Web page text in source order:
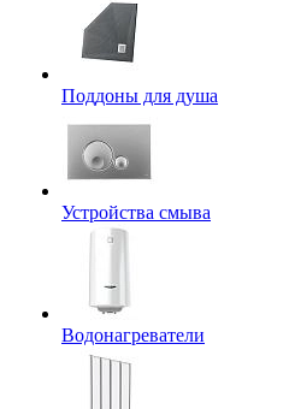
Поддоны для душа
Устройства смыва
Водонагреватели